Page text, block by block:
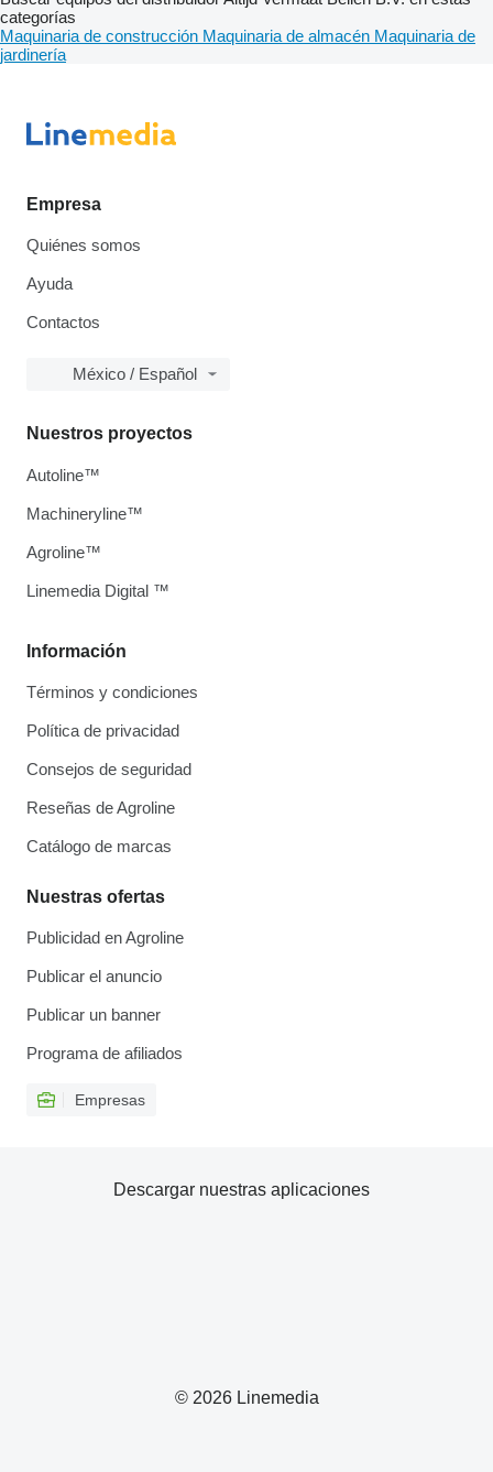
categorías
Maquinaria de construcción Maquinaria de almacén Maquinaria de
jardinería
Empresa
Quiénes somos
Ayuda
Contactos
México / Español
Información
Términos y condiciones
Política de privacidad
Consejos de seguridad
Reseñas de Agroline
Catálogo de marcas
Nuestras ofertas
Publicidad en Agroline
Publicar el anuncio
Publicar un banner
Programa de afiliados
Empresas
Nuestros proyectos
Autoline™
Machineryline™
Agroline™
Linemedia Digital ™
© 2026 Linemedia
Descargar nuestras aplicaciones